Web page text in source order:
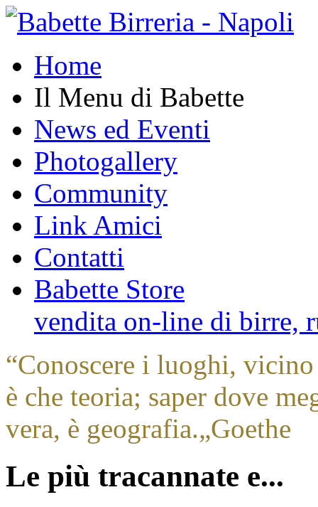
Home
Il Menu di Babette
News ed Eventi
Photogallery
Community
Link Amici
Contatti
Babette Store
vendita on-line di birre,
“Conoscere i luoghi,
è che teoria; saper dove
vera, è geografia.„Goethe
Le più tracannate e...